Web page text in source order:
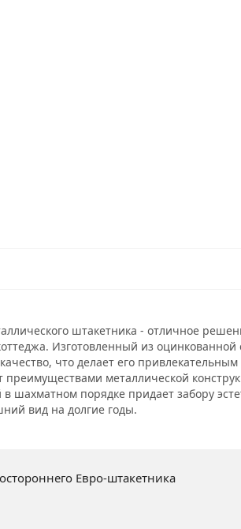
штакетника - отличное
Изготовленный из
что делает его
преимуществами металлической
шахматном порядке придает забору
вид на долгие годы.
Евро-штакетника